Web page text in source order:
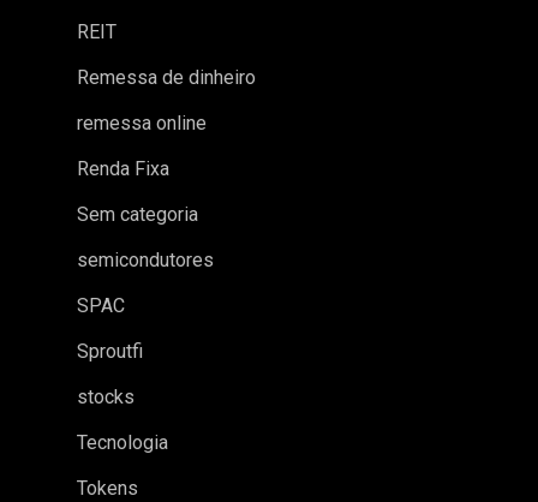
REIT
Remessa de dinheiro
remessa online
Renda Fixa
Sem categoria
semicondutores
SPAC
Sproutfi
stocks
Tecnologia
Tokens